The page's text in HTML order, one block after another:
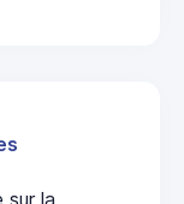
sur la